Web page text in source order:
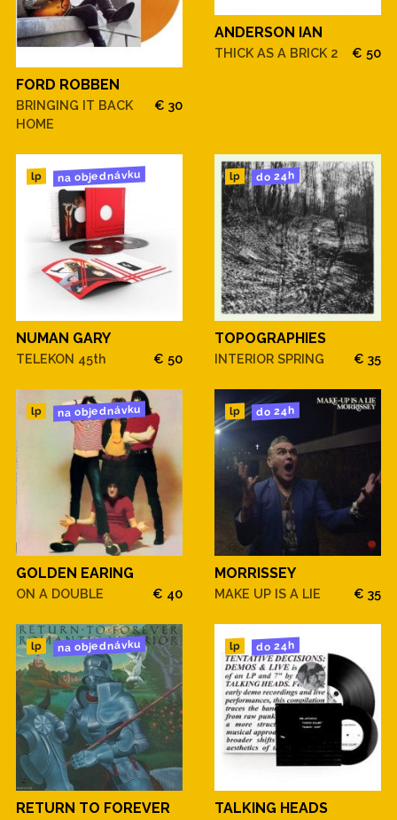
FORD ROBBEN
BRINGING IT BACK
HOME
€ 30
ANDERSON IAN
THICK AS A BRICK 2 € 50
lp na objednávku
NUMAN GARY
TELEKON 45th € 50
lp do 24h
TOPOGRAPHIES
INTERIOR SPRING € 35
lp na objednávku
GOLDEN EARING
ON A DOUBLE € 40
lp do 24h
MORRISSEY
MAKE UP IS A LIE € 35
lp na objednávku
RETURN TO FOREVER
lp do 24h
TALKING HEADS